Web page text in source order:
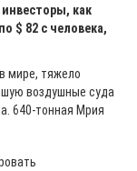
как
$ 82 с человека,
мире, тяжело
воздушные суда
640-тонная Мрия